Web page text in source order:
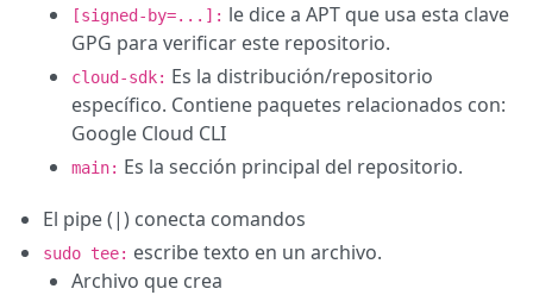
[signed-by=...]: le dice a APT que usa esta clave
GPG para verificar este repositorio.
cloud-sdk: Es la distribución/repositorio
específico. Contiene paquetes relacionados con:
Google Cloud CLI
main: Es la sección principal del repositorio.
El pipe (|) conecta comandos
sudo tee: escribe texto en un archivo.
Archivo que crea